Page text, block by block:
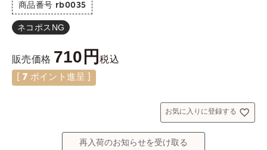
商品番号 rb0035
ネコポスNG
販売価格 710 税込
7 ポイント進呈 ]
お気に入りに登録する
再入荷のお知らせを受け取る